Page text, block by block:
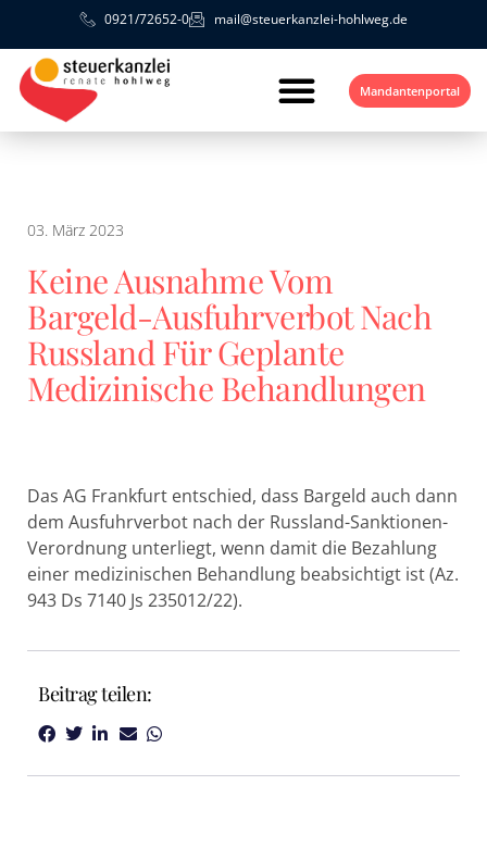
0921/72652-0 mail@steuerkanzlei-hohlweg.de
Mandantenportal
03. März 2023
Keine Ausnahme Vom
Bargeld-Ausfuhrverbot Nach
Russland Für Geplante
Medizinische Behandlungen
Das AG Frankfurt entschied, dass Bargeld auch dann
dem Ausfuhrverbot nach der Russland-Sanktionen-
Verordnung unterliegt, wenn damit die Bezahlung
einer medizinischen Behandlung beabsichtigt ist (Az.
943 Ds 7140 Js 235012/22).
Beitrag teilen: